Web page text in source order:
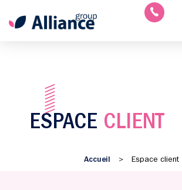
ESPACE CLIENT
Accueil > Espace client